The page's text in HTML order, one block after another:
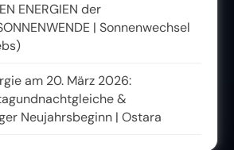
ENERGIEN der
| Sonnenwechsel
am 20. März 2026:
&
Neujahrsbeginn | Ostara